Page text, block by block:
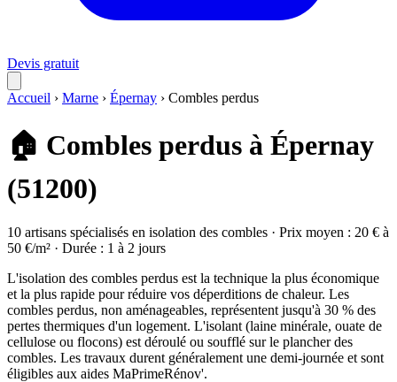
Devis gratuit
Accueil › Marne › Épernay › Combles perdus
🏠 Combles perdus à Épernay
(51200)
10 artisans spécialisés en isolation des combles · Prix moyen : 20 € à
50 €/m² · Durée : 1 à 2 jours
L'isolation des combles perdus est la technique la plus économique
et la plus rapide pour réduire vos déperditions de chaleur. Les
combles perdus, non aménageables, représentent jusqu'à 30 % des
pertes thermiques d'un logement. L'isolant (laine minérale, ouate de
cellulose ou flocons) est déroulé ou soufflé sur le plancher des
combles. Les travaux durent généralement une demi-journée et sont
éligibles aux aides MaPrimeRénov'.